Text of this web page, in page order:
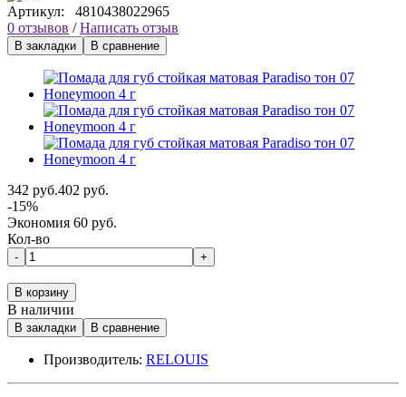
Артикул: 4810438022965
0 отзывов /Написать отзыв
В закладки В сравнение
342 руб.402 руб.
-15%
Экономия 60 руб.
Кол-во
- +
В корзину
В наличии
В закладки В сравнение
Производитель: RELOUIS